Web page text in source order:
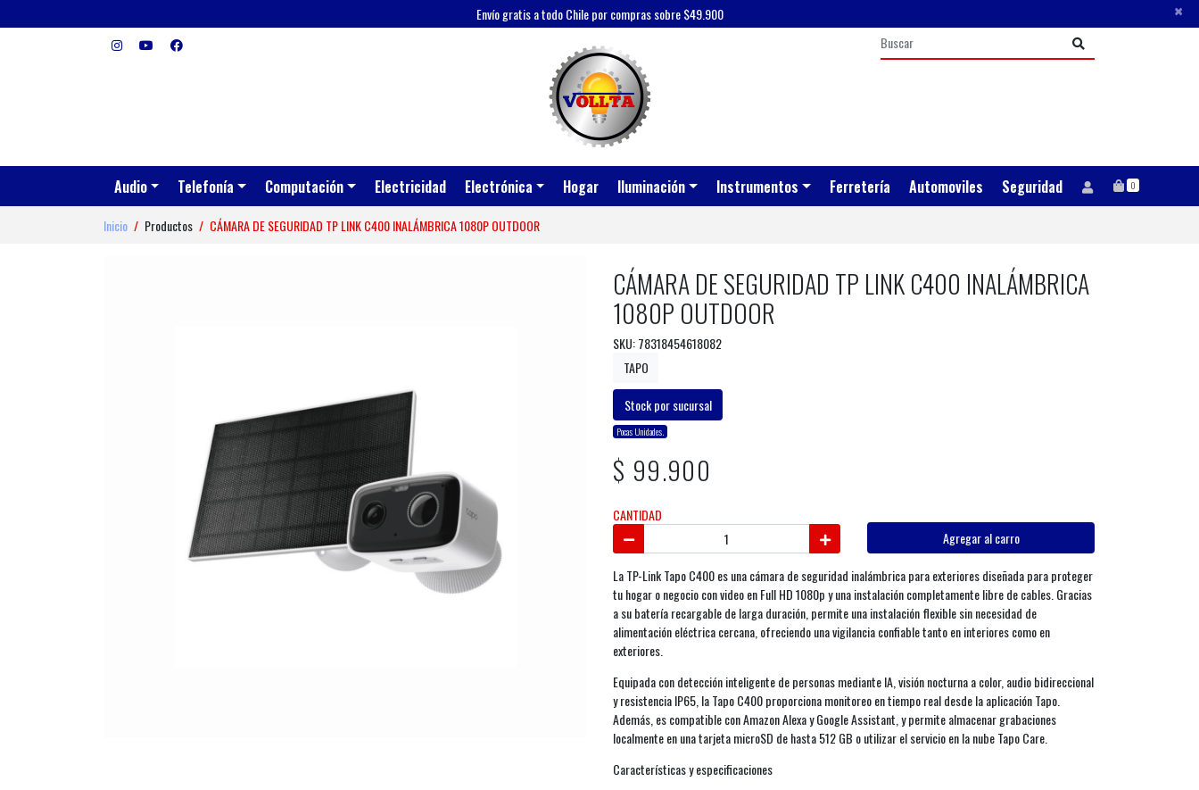
Envío gratis a todo Chile por compras sobre $49.900 ×
Audio Telefonía Computación Electricidad Electrónica Hogar Iluminación Instrumentos Ferretería Automoviles Seguridad 0
Inicio Productos CÁMARA DE SEGURIDAD TP LINK C400 INALÁMBRICA 1080P OUTDOOR
CÁMARA DE SEGURIDAD TP LINK C400 INALÁMBRICA
1080P OUTDOOR
SKU: 78318454618082
TAPO
Stock por sucursal
Pocas Unidades.
$ 99.900
CANTIDAD
Agregar al carro
La TP-Link Tapo C400 es una cámara de seguridad inalámbrica para exteriores diseñada para proteger
tu hogar o negocio con video en Full HD 1080p y una instalación completamente libre de cables. Gracias
a su batería recargable de larga duración, permite una instalación flexible sin necesidad de
alimentación eléctrica cercana, ofreciendo una vigilancia confiable tanto en interiores como en
exteriores.
Equipada con detección inteligente de personas mediante IA, visión nocturna a color, audio bidireccional
y resistencia IP65, la Tapo C400 proporciona monitoreo en tiempo real desde la aplicación Tapo.
Además, es compatible con Amazon Alexa y Google Assistant, y permite almacenar grabaciones
localmente en una tarjeta microSD de hasta 512 GB o utilizar el servicio en la nube Tapo Care.
Características y especificaciones